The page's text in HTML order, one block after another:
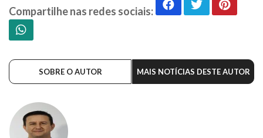
Compartilhe nas redes sociais:
SOBRE O AUTOR MAIS NOTÍCIAS DESTE AUTOR